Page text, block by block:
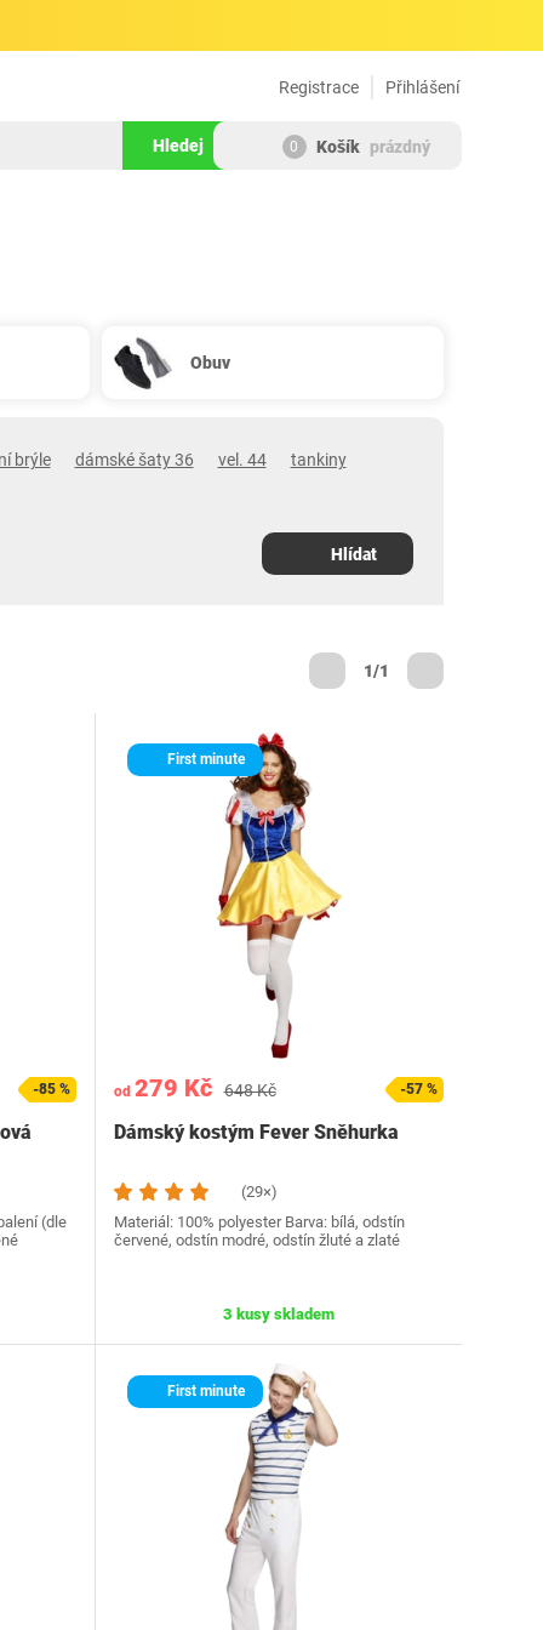
Přihlášení
Registrace
Hledej 0 Košík prázdný
Obuv
brýle dámské šaty 36 vel. 44 tankiny
Hlídat
1/1
-85 %
(dle
First minute
od 279 Kč 648 Kč -57 %
Dámský kostým Fever Sněhurka
(29×)
Materiál: 100% polyester Barva: bílá, odstín
červené, odstín modré, odstín žluté a zlaté
3 kusy skladem
First minute